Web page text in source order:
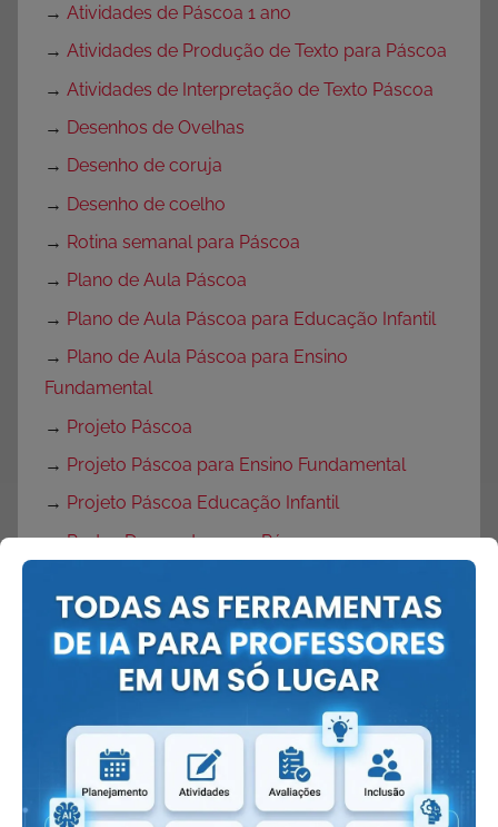
→ Atividades de Páscoa 1 ano
→ Atividades de Produção de Texto para Páscoa
→ Atividades de Interpretação de Texto Páscoa
→ Desenhos de Ovelhas
→ Desenho de coruja
→ Desenho de coelho
→ Rotina semanal para Páscoa
→ Plano de Aula Páscoa
→ Plano de Aula Páscoa para Educação Infantil
→ Plano de Aula Páscoa para Ensino
Fundamental
→ Projeto Páscoa
→ Projeto Páscoa para Ensino Fundamental
→ Projeto Páscoa Educação Infantil
→Portas Decoradas para Páscoa
→Painel de Páscoa
→Cartaz de Páscoa
Decoração de Páscoa
Volta às Aulas:
→O que fazer no primeiro dia de aula?